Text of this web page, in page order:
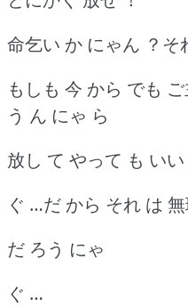
命乞い か にゃん ？そ
もしも 今 から でも
う ん にゃ ら
放し て やって も い
ぐ …だ から それ は
だ ろう にゃ
ぐ …